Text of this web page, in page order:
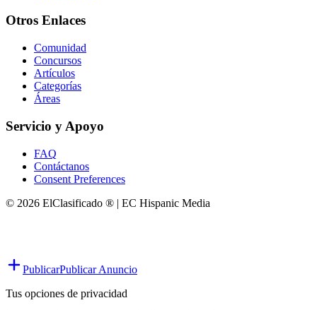
Otros Enlaces
Comunidad
Concursos
Artículos
Categorías
Áreas
Servicio y Apoyo
FAQ
Contáctanos
Consent Preferences
© 2026 ElClasificado ® | EC Hispanic Media
PublicarPublicar Anuncio
Tus opciones de privacidad